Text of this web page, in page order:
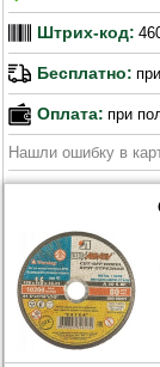
Штрих-код:
Бесплатно:
Оплата: при
Нашли ошибку в